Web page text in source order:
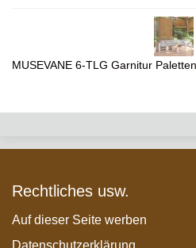
MUSEVANE 6-TLG Garnitur
Rechtliches usw.
Auf dieser Seite werben